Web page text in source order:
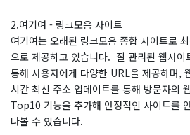
2.여기여 - 링크모음 사이트
여기여는 오래된 링크모음 종합 사이트로
으로 제공하고 있습니다. ​ 잘 관리된 웹사
통해 사용자에게 다양한 URL을 제공하며,
시간 최신 주소 업데이트를 통해 방문자의
Top10 기능을 추가해 안정적인 사이트를
나볼 수 있습니다.